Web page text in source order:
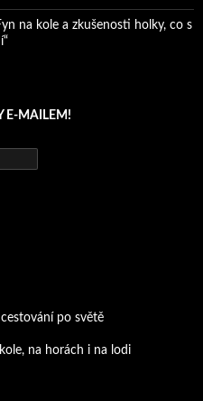
na kole a zkušenosti holky, co s
E-MAILEM!
po světě
na horách i na lodi